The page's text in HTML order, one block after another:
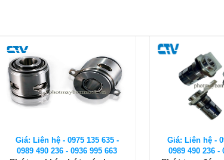
Giá: Liên hệ - 0975 135 635 -
0989 490 236 - 0936 995 663
Giá: Liên hệ -
0989 490 236 -